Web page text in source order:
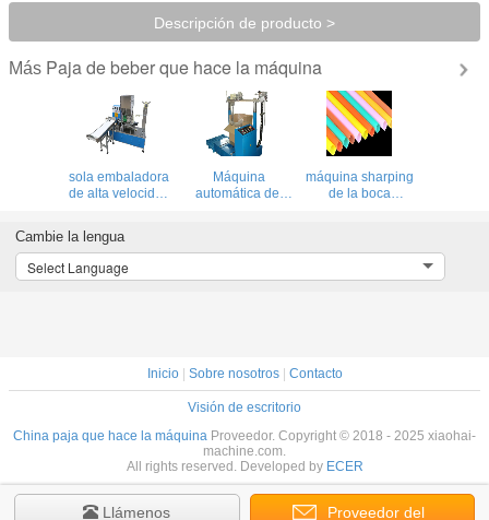
Descripción de producto >
Más Paja de beber que hace la máquina
sola embaladora
de alta velocidad
la impresión del
funcation para la
película de papel
Máquina
automática del
máquina sharping
de la boca
extremidad es lo
Llámenos Proveedor del
Cambie la lengua
Select Language
Inicio| Sobre nosotros| Contacto
Visión de escritorio
China paja que hace la máquina Proveedor. Copyright © 2018 - 2025 xiaohai-
machine.com.
All rights reserved. Developed by ECER